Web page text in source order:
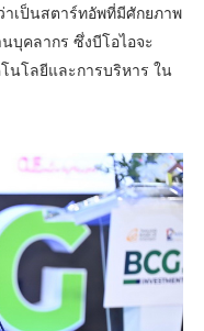
เป็นสตาร์ทอัพที่มีศักยภาพ
บุคลากร ซึ่งบีโอไอจะ
นโลยีและการบริหาร ใน